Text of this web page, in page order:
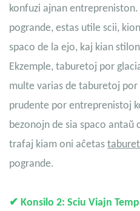
konfuzi ajnan
pogrande, estas utile scii,
spaco de la ejo, kaj kian
Ekzemple, taburetoj por
multe varias de taburetoj
prudente por entreprenistoj
bezonojn de sia spaco antaŭ
trafaj kiam oni aĉetas
pogrande.
✔ Konsilo 2: Sciu Viajn